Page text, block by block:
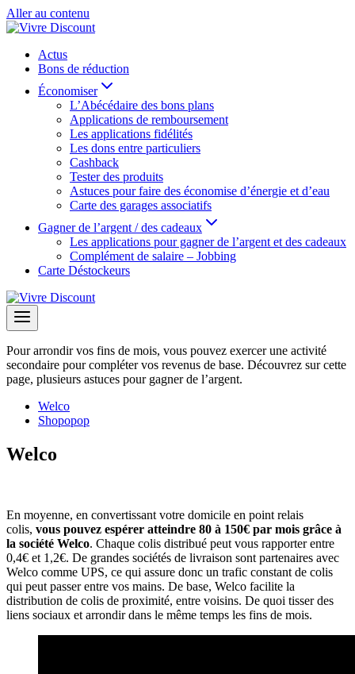
Aller au contenu
Actus
Bons de réduction
Économiser
L’Abécédaire des bons plans
Applications de remboursement
Les applications fidélités
Les dons entre particuliers
Cashback
Tester des produits
Astuces pour faire des économise d’énergie et d’eau
Carte des garages associatifs
Gagner de l’argent / des cadeaux
Les applications pour gagner de l’argent et des cadeaux
Complément de salaire – Jobbing
Carte Déstockeurs
Pour arrondir vos fins de mois, vous pouvez exercer une activité
secondaire pour compléter vos revenus de base. Découvrez sur cette
page, plusieurs astuces pour gagner de l’argent.
Welco
Shopopop
Welco
En moyenne, en convertissant votre domicile en point relais
colis, vous pouvez espérer atteindre 80 à 150€ par mois grâce à
la société Welco. Chaque colis distribué peut vous rapporter entre
0,4€ et 1,2€. De grandes sociétés de livraison sont partenaires avec
Welco comme UPS, ce qui assure donc un trafic constant de colis
qui peut passer entre vos mains. De base, Welco facilite la
distribution de colis de proximité, entre voisins. De quoi tisser des
liens sociaux et arrondir dans le même temps les fins de mois.